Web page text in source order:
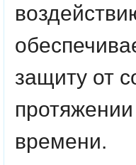
защиту от
времени.